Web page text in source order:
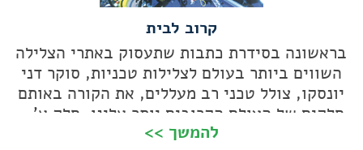
קרוב לבית
בראשונה בסידרת כתבות שתעסוק באתרי הצלילה
השווים ביותר בעולם לצלילות טכניות, סוקר דני
יונסקו, צולל טכני רב מעללים, את הקורה באותם
חלקים של העולם הקרובים יותר אלינו. חלק א' -
מערב אירופה
להמשך >>